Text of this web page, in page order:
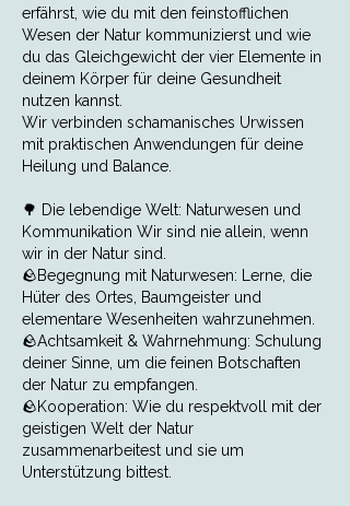
erfährst, wie du mit den feinstofflichen
Wesen der Natur kommunizierst und wie
du das Gleichgewicht der vier Elemente in
deinem Körper für deine Gesundheit
nutzen kannst.
Wir verbinden schamanisches Urwissen
mit praktischen Anwendungen für deine
Heilung und Balance.
🌳 Die lebendige Welt: Naturwesen und
Kommunikation Wir sind nie allein, wenn
wir in der Natur sind.
🪨Begegnung mit Naturwesen: Lerne, die
Hüter des Ortes, Baumgeister und
elementare Wesenheiten wahrzunehmen.
🪨Achtsamkeit & Wahrnehmung: Schulung
deiner Sinne, um die feinen Botschaften
der Natur zu empfangen.
🪨Kooperation: Wie du respektvoll mit der
geistigen Welt der Natur
zusammenarbeitest und sie um
Unterstützung bittest.